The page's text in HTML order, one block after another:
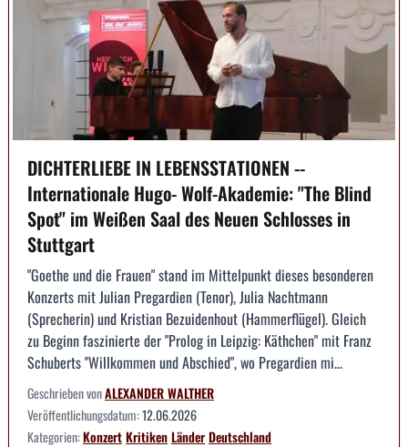
DICHTERLIEBE IN LEBENSSTATIONEN --
Internationale Hugo- Wolf-Akademie: "The Blind
Spot" im Weißen Saal des Neuen Schlosses in
Stuttgart
"Goethe und die Frauen" stand im Mittelpunkt dieses besonderen
Konzerts mit Julian Pregardien (Tenor), Julia Nachtmann
(Sprecherin) und Kristian Bezuidenhout (Hammerflügel). Gleich
zu Beginn faszinierte der "Prolog in Leipzig: Käthchen" mit Franz
Schuberts "Willkommen und Abschied", wo Pregardien mi...
Geschrieben vonALEXANDER WALTHER
Veröffentlichungsdatum:12.06.2026
Kategorien:KonzertKritikenLänderDeutschland